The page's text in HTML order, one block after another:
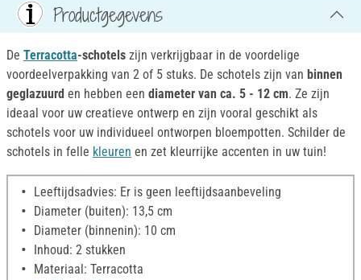
Productgegevens
De Terracotta-schotels zijn verkrijgbaar in de voordelige
voordeelverpakking van 2 of 5 stuks. De schotels zijn van binnen
geglazuurd en hebben een diameter van ca. 5 - 12 cm. Ze zijn
ideaal voor uw creatieve ontwerp en zijn vooral geschikt als
schotels voor uw individueel ontworpen bloempotten. Schilder de
schotels in felle kleuren en zet kleurrijke accenten in uw tuin!
Leeftijdsadvies: Er is geen leeftijdsaanbeveling
Diameter (buiten): 13,5 cm
Diameter (binnenin): 10 cm
Inhoud: 2 stukken
Materiaal: Terracotta